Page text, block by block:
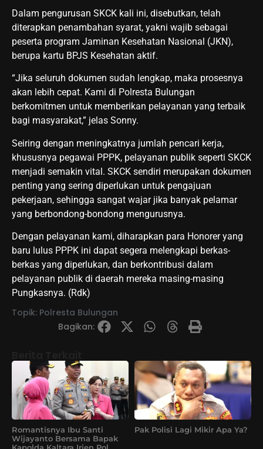
Dalam pengurusan SKCK kali ini, disebutkan, telah
diterapkan penambahan syarat, yakni wajib sebagai
peserta program Jaminan Kesehatan Nasional (JKN),
berupa kartu BPJS Kesehatan aktif.
“Jika seluruh dokumen sudah lengkap, maka prosesnya
akan lebih cepat. Kami di Polresta Bulungan
berkomitmen untuk memberikan pelayanan yang terbaik
bagi masyarakat,” jelas Sonny.
Seiring dengan meningkatnya jumlah pencari kerja,
khususnya pegawai PPPK, pelayanan publik seperti SKCK
menjadi semakin vital. SKCK sendiri merupakan dokumen
penting yang sering diperlukan untuk pengajuan
pekerjaan, sehingga sangat wajar jika banyak pelamar
yang berbondong-bondong mengurusnya.
Dengan pelayanan kami, diharapkan para Honorer yang
baru lulus PPPK ini dapat segera melengkapi berkas-
berkas yang diperlukan, dan berkontribusi dalam
pelayanan publik di daerah mereka masing-masing
Pungkasnya. (Rdk)
Topik: Polresta Bulungan
Bagikan:
Romantisnya Ibu Santi
Wijayanto Bersama Bapak
Pak Polisi Lagi Mikir Apa Ya?